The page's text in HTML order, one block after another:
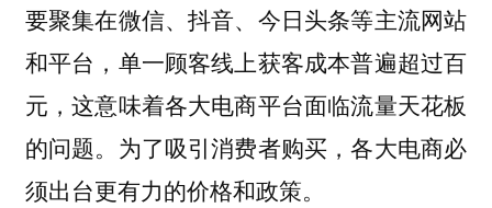
要聚集在微信、抖音、今日头条等主流网站
和平台，单一顾客线上获客成本普遍超过百
元，这意味着各大电商平台面临流量天花板
的问题。为了吸引消费者购买，各大电商必
须出台更有力的价格和政策。